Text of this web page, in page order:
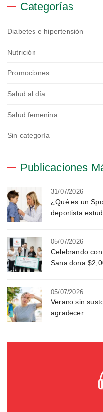
Categorías
Diabetes e hipertensión
Nutrición
Promociones
Salud al día
Salud femenina
Sin categoría
Publicaciones
31/07/2026
¿Qué es un
deportista
05/07/2026
Celebrando
Sana dona
05/07/2026
Verano sin
agradecer